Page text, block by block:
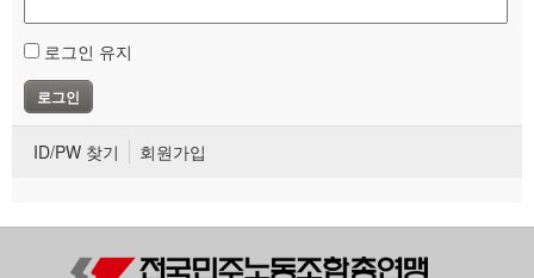
로그인 유지
ID/PW 찾기 회원가입